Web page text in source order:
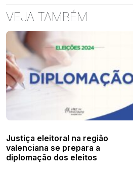
VEJA TAMBÉM
Justiça eleitoral na região
valenciana se prepara a
diplomação dos eleitos